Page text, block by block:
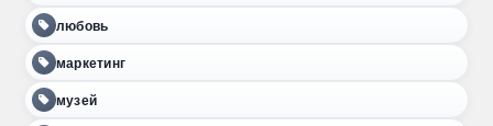
любовь
маркетинг
музей